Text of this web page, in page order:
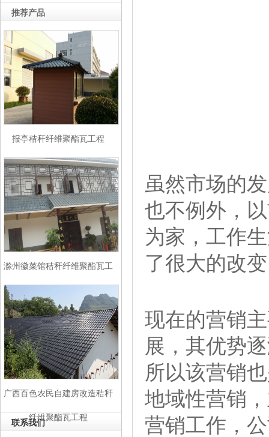
虽然市场的
也不例外，
为家，工作
了很大的改
现在的营销
展，其优势
所以该营销
地域性营销
营销工作，
推荐产品
报亭秸秆纤维聚酯瓦工程
滁州徽菜馆秸秆纤维聚酯瓦工
广西百色农民自建房改造秸秆
纤维聚酯瓦工程
联系我们